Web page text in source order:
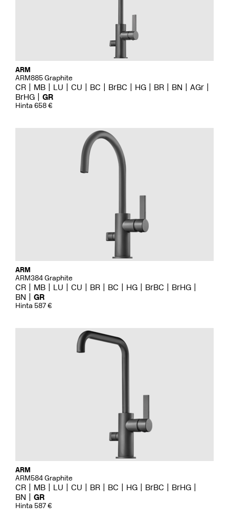
ARM
ARM885 Graphite
CR MB LU CU BC BrBC HG BR BN
AGr
BrHG
GR
Hinta 658 €
ARM
ARM384 Graphite
CR MB LU CU BR BC HG BrBC
BrHG
BN
GR
Hinta 587 €
ARM
ARM584 Graphite
CR MB LU CU BR BC HG BrBC
BrHG
BN
GR
Hinta 587 €